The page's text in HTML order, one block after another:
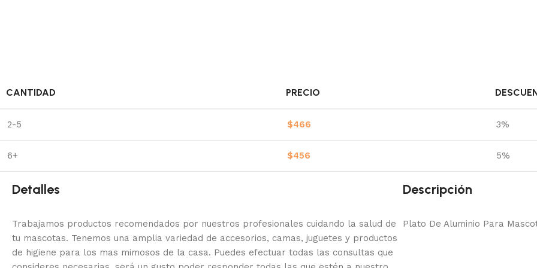
CANTIDAD PRECIO
2-5 $466 3%
6+ $456 5%
Detalles
Trabajamos productos recomendados por nuestros profesionales cuidando la salud de
tu mascotas. Tenemos una amplia variedad de accesorios, camas, juguetes y productos
de higiene para los mas mimosos de la casa. Puedes efectuar todas las consultas que
Descripción
Plato De Aluminio Para